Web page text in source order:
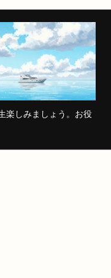
楽しみましょう。お役